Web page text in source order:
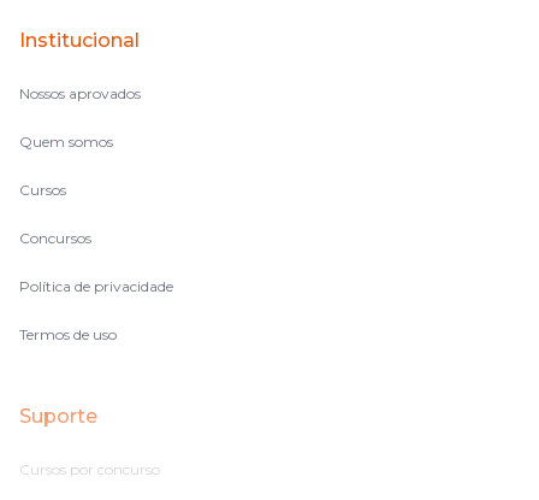
Institucional
Nossos aprovados
Quem somos
Cursos
Concursos
Política de privacidade
Termos de uso
Suporte
Cursos por concurso